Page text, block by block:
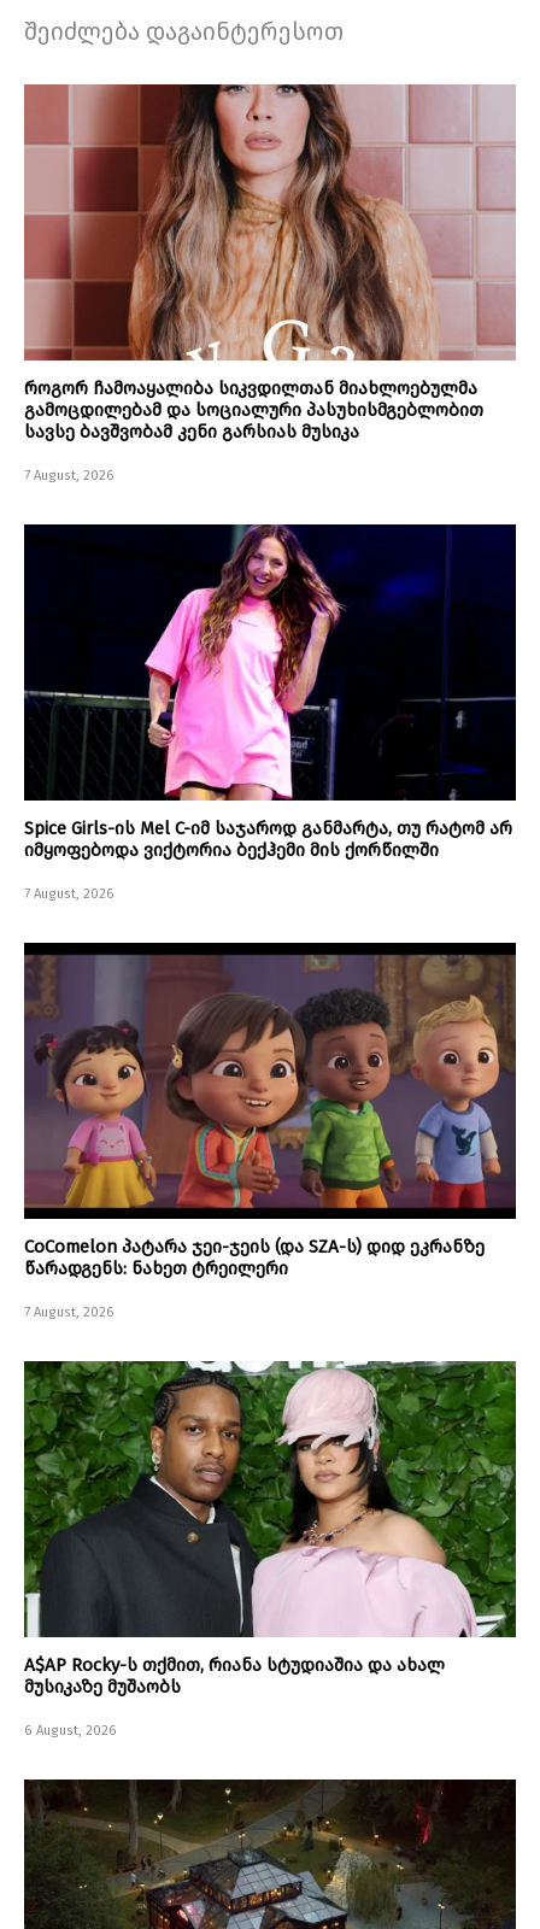
შეიძლება დაგაინტერესოთ
როგორ ჩამოაყალიბა სიკვდილთან მიახლოებულმა
გამოცდილებამ და სოციალური პასუხისმგებლობით
სავსე ბავშვობამ კენი გარსიას მუსიკა
7 August, 2026
Spice Girls-ის Mel C-იმ საჯაროდ განმარტა, თუ რატომ არ
იმყოფებოდა ვიქტორია ბექჰემი მის ქორწილში
7 August, 2026
CoComelon პატარა ჯეი-ჯეის (და SZA-ს) დიდ ეკრანზე
წარადგენს: ნახეთ ტრეილერი
7 August, 2026
A$AP Rocky-ს თქმით, რიანა სტუდიაშია და ახალ
მუსიკაზე მუშაობს
6 August, 2026